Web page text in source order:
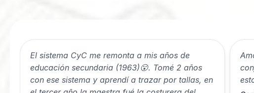
El sistema CyC me remonta a mis años de
educación secundaria (1963)😮. Tomé 2 años
con ese sistema y aprendí a trazar por tallas, en